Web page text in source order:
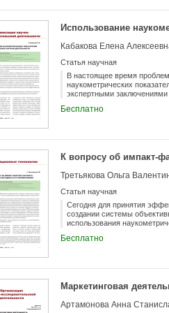
Использование
Кабакова Елена
Статья научная
В настоящее время
наукометрических
экспертными заключениями
применения различных
показателей учреждений,
наукометрических
Бесплатно
К вопросу об импакт-
Третьякова Ольга
Статья научная
Сегодня для принятия
создании системы
использования
ранжирования научных
том, что в РИНЦ накоплен
других показателей,
оценкой.
Бесплатно
Маркетинговая
Артамонова Анна